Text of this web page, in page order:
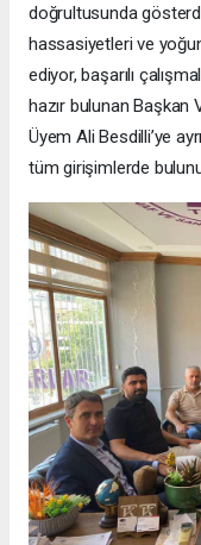
doğrultusunda
hassasiyetleri ve
ediyor, başarılı
hazır bulunan Başkan
Üyem Ali Besdilli’ye
tüm girişimlerde